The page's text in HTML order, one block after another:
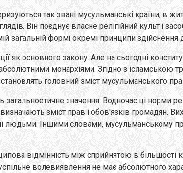
так звані мусульманські країни, в
Він поєднує власне релігійний культ і
загальній формі окремі принципи
як основного закону. Але на сьогодні
монархіями. Згідно з
головний зміст мусульманського
значення. Водночас ці норми
зміст прав і обов'язків громадян.
людьми. Іншими словами, мусульманському
відмінність між сприйнятою в більшості
волевиявлення не має абсолютного